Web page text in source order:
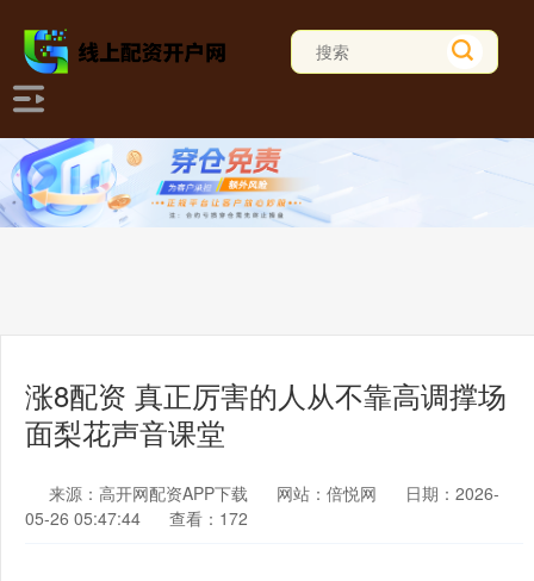
涨8配资 真正厉害的人从不靠高调撑场
面梨花声音课堂
来源：高开网配资APP下载 网站：倍悦网
日期：2026-
05-26 05:47:44
查看：172